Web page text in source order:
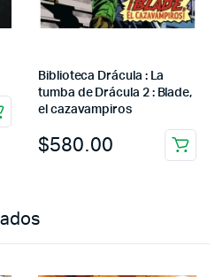
Biblioteca Drácula : La
tumba de Drácula 2 : Blade,
el cazavampiros
$580.00